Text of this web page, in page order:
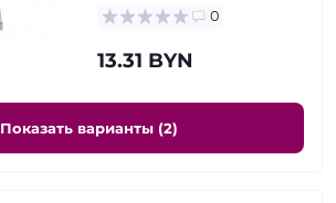
0
13.31 BYN
Показать варианты (2)